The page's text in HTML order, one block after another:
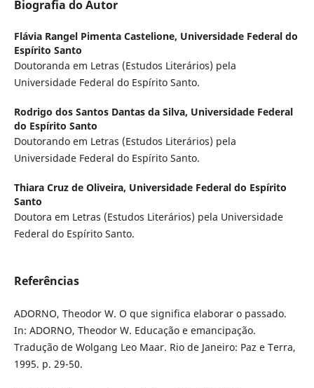
Biografia do Autor
Flávia Rangel Pimenta Castelione, Universidade Federal do
Espírito Santo
Doutoranda em Letras (Estudos Literários) pela
Universidade Federal do Espírito Santo.
Rodrigo dos Santos Dantas da Silva, Universidade Federal
do Espírito Santo
Doutorando em Letras (Estudos Literários) pela
Universidade Federal do Espírito Santo.
Thiara Cruz de Oliveira, Universidade Federal do Espírito
Santo
Doutora em Letras (Estudos Literários) pela Universidade
Federal do Espírito Santo.
Referências
ADORNO, Theodor W. O que significa elaborar o passado.
In: ADORNO, Theodor W. Educação e emancipação.
Tradução de Wolgang Leo Maar. Rio de Janeiro: Paz e Terra,
1995. p. 29-50.